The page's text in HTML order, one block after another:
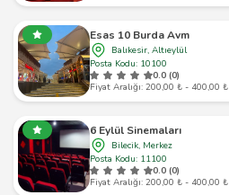
Esas 10 Burda Avm
Balıkesir, Altıeylül
Posta Kodu: 10100
0.0 (0)
Fiyat Aralığı: 200,00 ₺ - 400,00 ₺
6 Eylül Sinemaları
Bilecik, Merkez
Posta Kodu: 11100
0.0 (0)
Fiyat Aralığı: 200,00 ₺ - 400,00 ₺